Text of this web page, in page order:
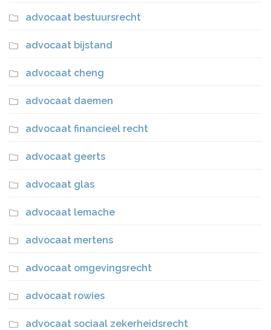
advocaat bestuursrecht
advocaat bijstand
advocaat cheng
advocaat daemen
advocaat financieel recht
advocaat geerts
advocaat glas
advocaat lemache
advocaat mertens
advocaat omgevingsrecht
advocaat rowies
advocaat sociaal zekerheidsrecht